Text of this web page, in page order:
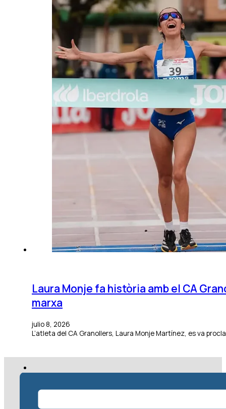
Laura Monje fa història amb el CA
marxa
julio 8, 2026
L’atleta del CA Granollers, Laura Monje Martínez, es va